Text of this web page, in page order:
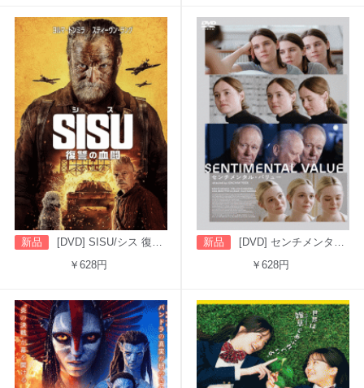
新品
[DVD] SISU/シス 復讐の血闘（字幕版）
￥628円
新品
[DVD] センチメンタル・バリュー
￥628円